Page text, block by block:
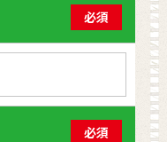
必須
必須